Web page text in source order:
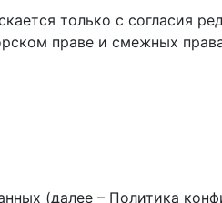
только с согласия
праве и смежных
(далее – Политика